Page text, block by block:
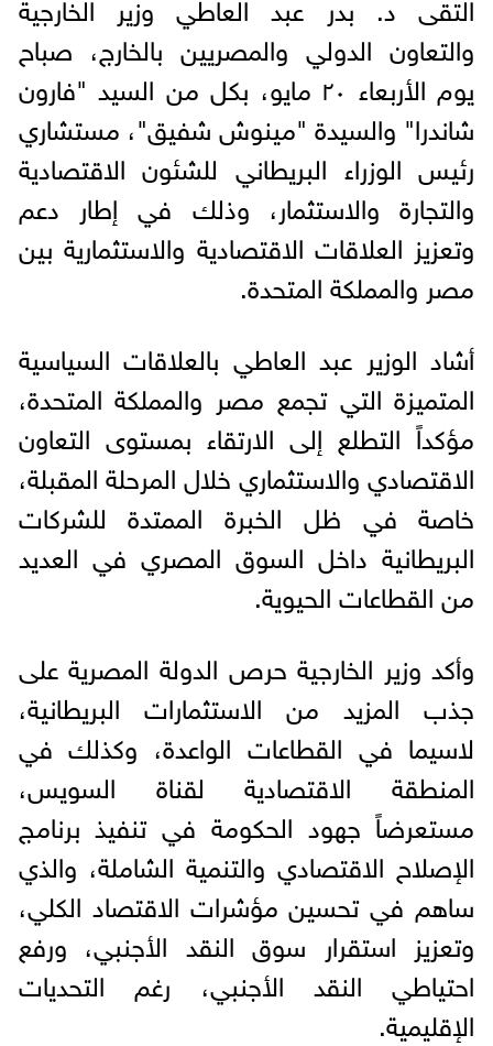
والتعاون الدولي والمصريين بالخارج، صباح
يوم الأربعاء ٢٠ مايو، بكل من السيد "فارون
شاندرا" والسيدة "مينوش شفيق"، مستشاري
رئيس الوزراء البريطاني للشئون الاقتصادية
والتجارة والاستثمار، وذلك في إطار دعم
وتعزيز العلاقات الاقتصادية والاستثمارية بين
مصر والمملكة المتحدة.
أشاد الوزير عبد العاطي بالعلاقات السياسية
المتميزة التي تجمع مصر والمملكة المتحدة،
مؤكداً التطلع إلى الارتقاء بمستوى التعاون
الاقتصادي والاستثماري خلال المرحلة المقبلة،
خاصة في ظل الخبرة الممتدة للشركات
البريطانية داخل السوق المصري في العديد
من القطاعات الحيوية.
وأكد وزير الخارجية حرص الدولة المصرية على
جذب المزيد من الاستثمارات البريطانية،
لاسيما في القطاعات الواعدة، وكذلك في
المنطقة الاقتصادية لقناة السويس،
مستعرضاً جهود الحكومة في تنفيذ برنامج
الإصلاح الاقتصادي والتنمية الشاملة، والذي
ساهم في تحسين مؤشرات الاقتصاد الكلي،
وتعزيز استقرار سوق النقد الأجنبي، ورفع
احتياطي النقد الأجنبي، رغم التحديات
الإقليمية.